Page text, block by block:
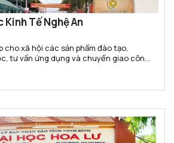
Tế Nghệ An
cho xã hội các sản phẩm đào tạo,
tư vấn ứng dụng và chuyển giao công
có thương hiệu và danh tiếng, đạt
trung bộ và cả nước về lĩnh vực Kế...